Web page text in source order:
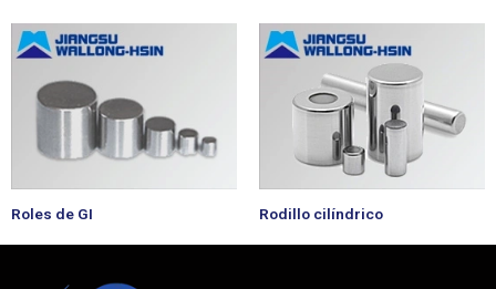
Roles de GI Rodillo cilíndrico